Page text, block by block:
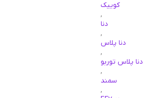
کوییک
,
دنا
,
دنا پلاس
,
دنا پلاس توربو
,
سمند
,